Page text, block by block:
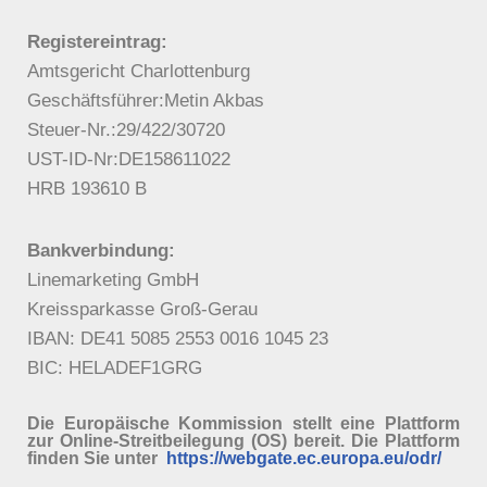
Registereintrag:
Amtsgericht Charlottenburg
Geschäftsführer:Metin Akbas
Steuer-Nr.:29/422/30720
UST-ID-Nr:DE158611022
HRB 193610 B
Bankverbindung:
Linemarketing GmbH
Kreissparkasse Groß-Gerau
IBAN: DE41 5085 2553 0016 1045 23
BIC: HELADEF1GRG
Die Europäische Kommission stellt eine Plattform
zur Online-Streitbeilegung (OS) bereit. Die Plattform
finden Sie unter
https://webgate.ec.europa.eu/odr/